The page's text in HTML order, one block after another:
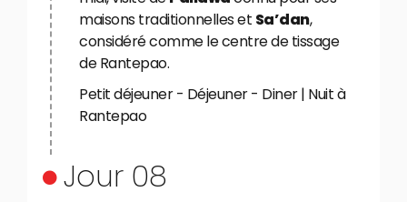
maisons traditionnelles et Sa’dan,
considéré comme le centre de tissage
de Rantepao.
Petit déjeuner - Déjeuner - Diner | Nuit à
Rantepao
Jour 08